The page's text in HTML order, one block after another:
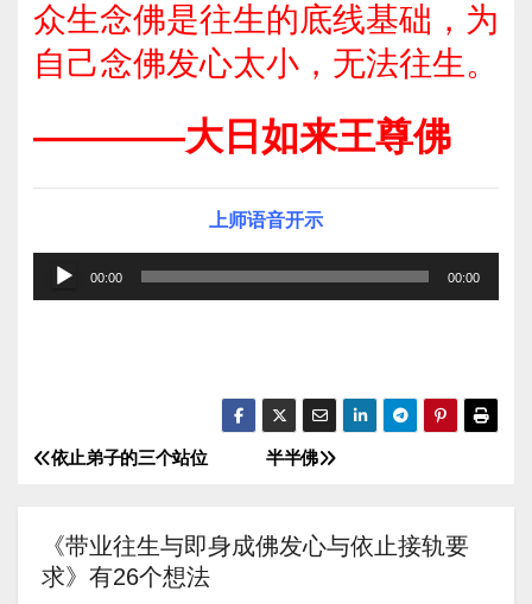
众生念佛是往生的底线基础，为
自己念佛发心太小，无法往生。
————大日如来王尊佛
上师语音开示
频
00:00 00:00
文
导
半半佛
依止弟子的三个站位
《带业往生与即身成佛发心与依止接轨要
求》有26个想法